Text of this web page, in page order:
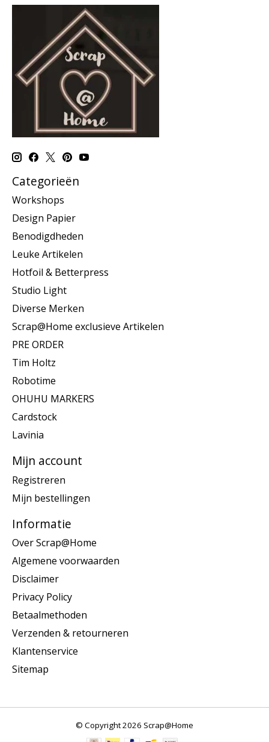
Categorieën
Workshops
Design Papier
Benodigdheden
Leuke Artikelen
Hotfoil & Betterpress
Studio Light
Diverse Merken
Scrap@Home exclusieve Artikelen
PRE ORDER
Tim Holtz
Robotime
OHUHU MARKERS
Cardstock
Lavinia
Mijn account
Registreren
Mijn bestellingen
Informatie
Over Scrap@Home
Algemene voorwaarden
Disclaimer
Privacy Policy
Betaalmethoden
Verzenden & retourneren
Klantenservice
Sitemap
© Copyright 2026 Scrap@Home